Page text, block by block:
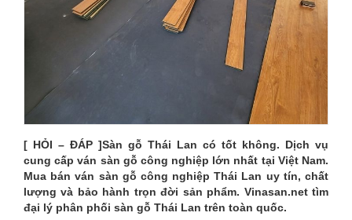
KHÔNG
HỎI
ĐÁP
]
SÀN
[ HỎI – ĐÁP ]Sàn gỗ Thái Lan có tốt không. Dịch vụ
cung cấp ván sàn gỗ công nghiệp lớn nhất tại Việt Nam.
Mua bán ván sàn gỗ công nghiệp Thái Lan uy tín, chất
lượng và bảo hành trọn đời sản phẩm. Vinasan.net tìm
đại lý phân phối sàn gỗ Thái Lan trên toàn quốc.